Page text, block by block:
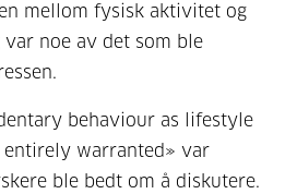
mellom fysisk aktivitet og
noe av det som ble
behaviour as lifestyle
warranted» var
ble bedt om å diskutere.